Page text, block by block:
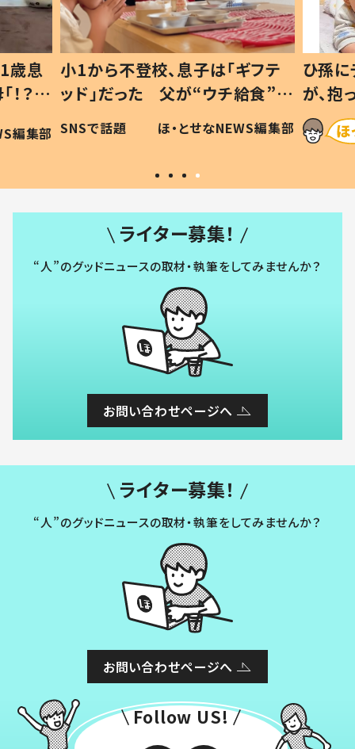
歳息
？」
編集部
小1から不登校、息子は「ギフテ
ッド」だった 父が“ウチ給食”を
作り続ける理由とは #令和の親
#令和の子
SNSで話題 ほ・とせなNEWS編集部
ひ孫
が、
「涙が
い」
ライター募集！
“人”のグッドニュースの取材・執筆をしてみませんか？
お問い合わせページへ
ライター募集！
“人”のグッドニュースの取材・執筆をしてみませんか？
お問い合わせページへ
Follow US!